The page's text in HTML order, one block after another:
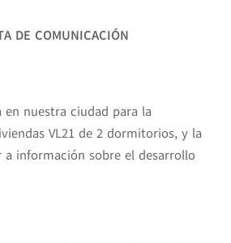
DE COMUNICACIÓN
nuestra ciudad para la
VL21 de 2 dormitorios, y la
a información sobre el desarrollo